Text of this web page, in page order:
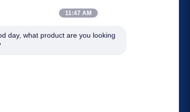
Bir teklif isteği
11:47 AM
day, what product are you looking